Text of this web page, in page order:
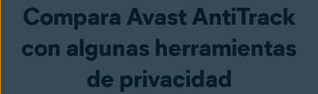
Compara Avast AntiTrack
con algunas herramientas
de privacidad